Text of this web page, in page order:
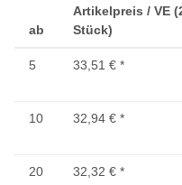
ab
Artikelpreis / VE
Stück)
5 33,51 € *
10 32,94 € *
20 32,32 € *